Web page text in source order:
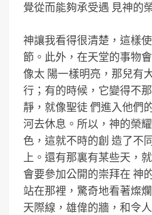
覺從而能夠承受遇 見神的
神讓我看得很清楚，這樣
節。此外，在天堂的事物
像太 陽一樣明亮，那兒有
行；有的時候，它變得不
靜，就像聖徒 們進入他們
河去休息。所以，神的榮
色，這就不時的創 造了不
上。還有那裏有某些天，
會要參加公開的崇拜在 神
站在那裡，驚奇地看著燦
天際線，雄偉的牆，和令